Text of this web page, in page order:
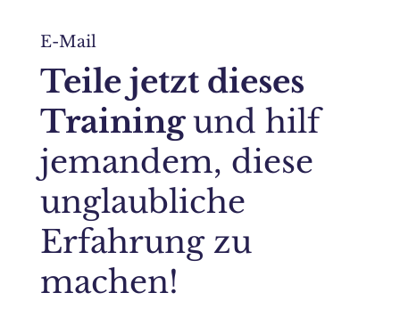
E-Mail
Teile jetzt dieses
Trainingund hilf
jemandem, diese
unglaubliche
Erfahrung zu
machen!